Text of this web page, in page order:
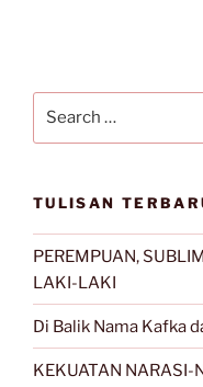
TULISAN
PEREMPUAN,
LAKI-LAKI
Di Balik Nama Kafka
KEKUATAN NARASI-